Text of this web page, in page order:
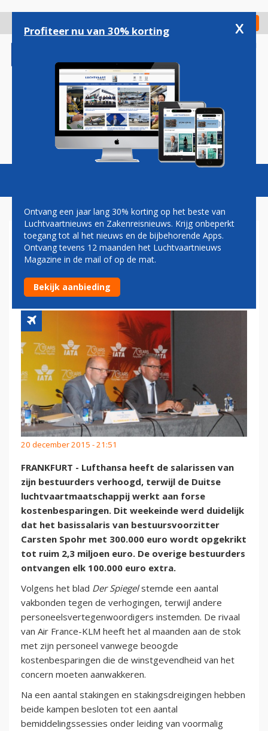
gaan
Check in
Magazine Podcasts Vacatures
HOGER SALARIS VOOR
LUFTHANSA-TOP ONDANKS
KOSTENBESPARINGEN
20 december 2015 - 21:51
FRANKFURT - Lufthansa heeft de salarissen van
zijn bestuurders verhoogd, terwijl de Duitse
luchtvaartmaatschappij werkt aan forse
kostenbesparingen. Dit weekeinde werd duidelijk
dat het basissalaris van bestuursvoorzitter
Carsten Spohr met 300.000 euro wordt opgekrikt
tot ruim 2,3 miljoen euro. De overige bestuurders
ontvangen elk 100.000 euro extra.
Volgens het blad Der Spiegelstemde een aantal
vakbonden tegen de verhogingen, terwijl andere
personeelsvertegenwoordigers instemden. De rivaal
van Air France-KLM heeft het al maanden aan de stok
met zijn personeel vanwege beoogde
kostenbesparingen die de winstgevendheid van het
concern moeten aanwakkeren.
Na een aantal stakingen en stakingsdreigingen hebben
beide kampen besloten tot een aantal
bemiddelingssessies onder leiding van voormalig
Profiteer nu van 30% korting x
Ontvang een jaar lang 30% korting op het beste van
Luchtvaartnieuws en Zakenreisnieuws. Krijg onbeperkt
toegang tot al het nieuws en de bijbehorende Apps.
Ontvang tevens 12 maanden het Luchtvaartnieuws
Magazine in de mail of op de mat.
Bekijk aanbieding